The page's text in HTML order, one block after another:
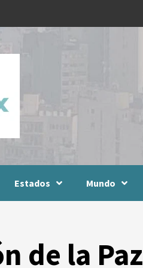
Estados Mundo
de la Paz